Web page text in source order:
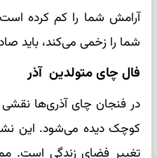
آرامش شما را کم کرده
شما را زخمی می‌کند، باید
فال چای متولدین آذر
در فنجان چای آذری‌ها
کوچک دیده می‌شود. این
تغییر فضای زندگی است.